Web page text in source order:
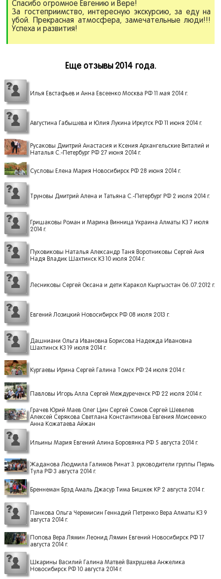
Спасибо огромное Евгению и Вере!
За гостеприимство, интересную экскурсию, за еду на
убой. Прекрасная атмосфера, замечательные люди!!!
Успеха и развития!
Еще отзывы 2014 года.
Илья Евстафьев и Анна Евсеенко Москва РФ 11 мая 2014 г.
Августина Габышева и Юлия Лукина Иркутск РФ 11 июня 2014 г.
Русаковы Дмитрий Анастасия и Ксения Архангельские Виталий и
Наталья С.-Петербург РФ 27 июня 2014 г.
Сусловы Елена Мария Новосибирск РФ 28 июня 2014 г.
Труновы Дмитрий Алена и Татьяна С.-Петербург РФ 2 июля 2014 г.
Гришаковы Роман и Марина Винница Украина Алматы КЗ 7 июля
2014 г.
Пуховиковы Наталья Александр Таня Воротниковы Сергей Аня
Надя Владик Шахтинск КЗ 10 июля 2014 г.
Лесниковы Сергей Оксана и дети Каракол Кыргызстан 06.07.2012 г.
Евгений Лозицкий Новосибирск РФ 08 июля 2013 г.
Дашниани Ольга Ивановна Борисова Надежда Ивановна
Шахтинск КЗ 19 июля 2014 г.
Кургаевы Ирина Сергей Галина Томск РФ 24 июля 2014 г.
Павловы Игорь Алла Сергей Междуреченск РФ 22 июля 2014 г.
Грачев Юрий Маев Олег Цин Сергей Сомов Сергей Шевелев
Алексей Серякова Светлана Константинова Евгения Моисеенко
Анна Кожатаева Айжан
Ильины Мария Евгений Алина Боровянка РФ 5 августа 2014 г.
Жаданова Людмила Галимов Ринат З. руководители группы Пермь
Тула РФ 3 августа 2014 г.
Бреннеман Брэд Амаль Джасур Тима Бишкек КР 2 августа 2014 г.
Панкова Ольга Черемисин Геннадий Петренко Вера Алматы КЗ 9
августа 2014 г.
Попова Вера Лямин Леонид Лямин Евгений Новосибирск РФ 17
августа 2014 г.
Шкарины Василий Галина Матвей Вахрушева Анжелика
Новосибирск РФ 10 августа 2014 г.